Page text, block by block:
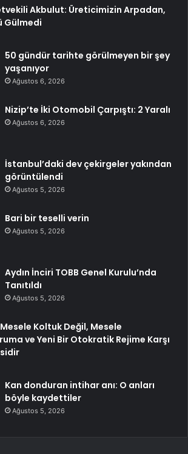
Akbulut: Üreticimizin Arpadan,
Gülmedi
50 gündür tarihte görülmeyen bir şey
yaşanıyor
Ağustos 6, 2026
Nizip’te İki Otomobil Çarpıştı: 2 Yaralı
Ağustos 6, 2026
İstanbul’daki dev çekirgeler yakından
görüntülendi
Ağustos 5, 2026
Bari bir teselli verin
Ağustos 5, 2026
Aydın İnciri TOBB Genel Kurulu’nda
Tanıtıldı
Ağustos 5, 2026
Koltuk Değil, Mesele
ve Yeni Bir Otokratik Rejime Karşı
Kan donduran intihar anı: O anları
böyle kaydettiler
Ağustos 5, 2026